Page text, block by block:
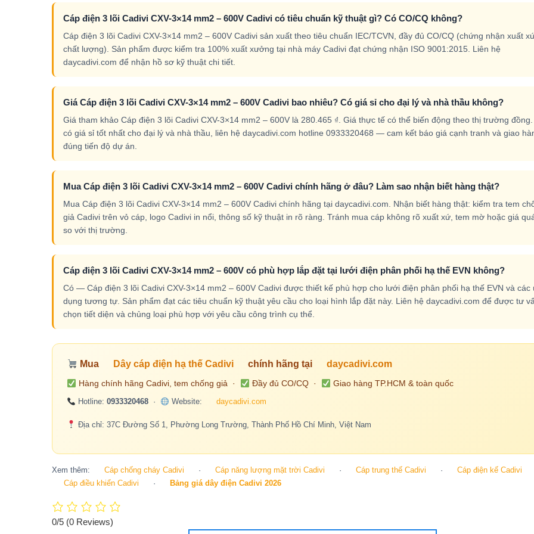
Cáp điện 3 lõi Cadivi CXV-3×14 mm2 – 600V Cadivi có tiêu chuẩn kỹ thuật gì? Có CO/CQ không?
Cáp điện 3 lõi Cadivi CXV-3×14 mm2 – 600V Cadivi sản xuất theo tiêu chuẩn IEC/TCVN, đầy đủ CO/CQ (chứng nhận xuất
chất lượng). Sản phẩm được kiểm tra 100% xuất xưởng tại nhà máy Cadivi đạt chứng nhận ISO 9001:2015. Liên hệ
daycadivi.com để nhận hồ sơ kỹ thuật chi tiết.
Giá Cáp điện 3 lõi Cadivi CXV-3×14 mm2 – 600V Cadivi bao nhiêu? Có giá sỉ cho đại lý và nhà thầu không?
Giá tham khảo Cáp điện 3 lõi Cadivi CXV-3×14 mm2 – 600V là 280.465 ₫. Giá thực tế có thể biến động theo thị trường
có giá sỉ tốt nhất cho đại lý và nhà thầu, liên hệ daycadivi.com hotline 0933320468 — cam kết báo giá cạnh tranh và giao
đúng tiến độ dự án.
Mua Cáp điện 3 lõi Cadivi CXV-3×14 mm2 – 600V Cadivi chính hãng ở đâu? Làm sao nhận biết hàng thật?
Mua Cáp điện 3 lõi Cadivi CXV-3×14 mm2 – 600V Cadivi chính hãng tại daycadivi.com. Nhận biết hàng thật: kiểm tra tem
giả Cadivi trên vỏ cáp, logo Cadivi in nổi, thông số kỹ thuật in rõ ràng. Tránh mua cáp không rõ xuất xứ, tem mờ hoặc giá
so với thị trường.
Cáp điện 3 lõi Cadivi CXV-3×14 mm2 – 600V có phù hợp lắp đặt tại lưới điện phân phối hạ thế EVN không?
Có — Cáp điện 3 lõi Cadivi CXV-3×14 mm2 – 600V Cadivi được thiết kế phù hợp cho lưới điện phân phối hạ thế EVN và các
dụng tương tự. Sản phẩm đạt các tiêu chuẩn kỹ thuật yêu cầu cho loại hình lắp đặt này. Liên hệ daycadivi.com để được tư
chọn tiết diện và chủng loại phù hợp với yêu cầu công trình cụ thể.
Mua Dây cáp điện hạ thế Cadivi chính hãng tại daycadivi.com
Hàng chính hãng Cadivi, tem chống giả · Đầy đủ CO/CQ · Giao hàng TP.HCM & toàn quốc
Hotline: 0933320468· Website: daycadivi.com
Địa chỉ: 37C Đường Số 1, Phường Long Trường, Thành Phố Hồ Chí Minh, Việt Nam
Xem thêm: Cáp chống cháy Cadivi · Cáp năng lượng mặt trời Cadivi · Cáp trung thế Cadivi · Cáp điện kế Cadivi
Cáp điều khiển Cadivi
· Bảng giá dây điện Cadivi 2026
0/5 (0 Reviews)